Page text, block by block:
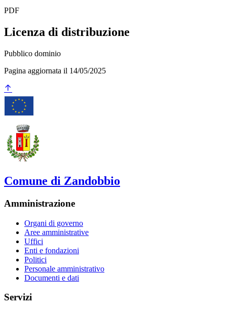
PDF
Licenza di distribuzione
Pubblico dominio
Pagina aggiornata il 14/05/2025
Comune di Zandobbio
Amministrazione
Organi di governo
Aree amministrative
Uffici
Enti e fondazioni
Politici
Personale amministrativo
Documenti e dati
Servizi